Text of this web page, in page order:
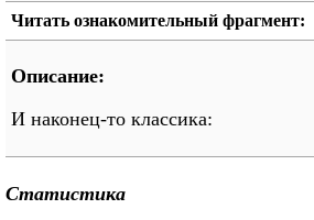
Читать ознакомительный фрагмент:
Описание:
И наконец-то классика:
Статистика